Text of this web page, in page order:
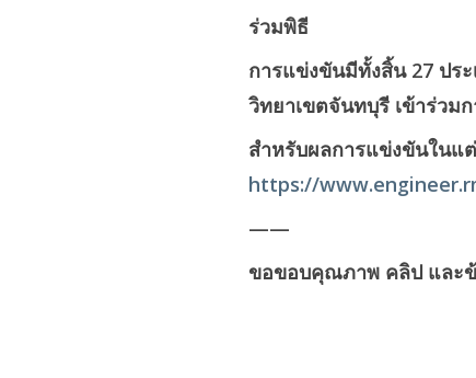
ร่วมพิธี
การแข่งขันมีทั้งสิ้น 27 ปร
วิทยาเขตจันทบุรี เข้าร่วม
สำหรับผลการแข่งขันในแ
https://
——
ขอขอบคุณภาพ คลิป และ